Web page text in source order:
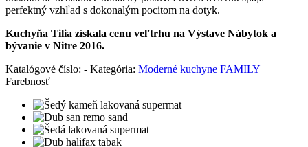
perfektný vzhľad s dokonalým pocitom na dotyk.
Kuchyňa Tilia získala cenu veľtrhu na Výstave Nábytok a
bývanie v Nitre 2016.
Katalógové číslo: - Kategória: Moderné kuchyne FAMILY
Farebnosť